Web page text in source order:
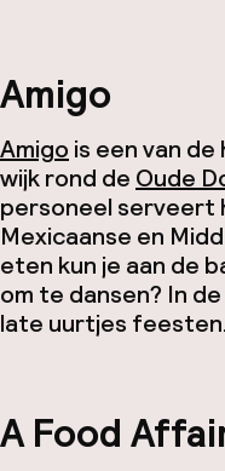
Amigo
Amigo is een van
wijk rond de Oude
personeel serveert
Mexicaanse en
eten kun je aan de
om te dansen? In
late uurtjes feesten.
A Food